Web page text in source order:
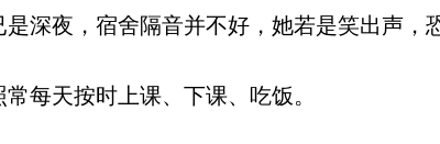
深夜，宿舍隔音并不好，她若是笑出声，
每天按时上课、下课、吃饭。